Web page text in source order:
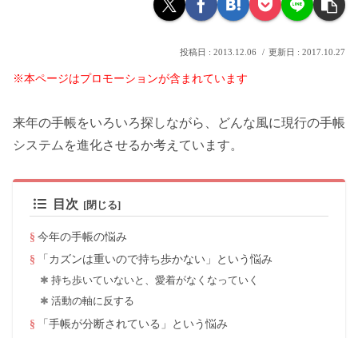
2013.12.06 2017.10.27
※本ページはプロモーションが含まれています
来年の手帳をいろいろ探しながら、どんな風に現行の手帳
システムを進化させるか考えています。
目次
今年の手帳の悩み
「カズンは重いので持ち歩かない」という悩み
持ち歩いていないと、愛着がなくなっていく
活動の軸に反する
「手帳が分断されている」という悩み